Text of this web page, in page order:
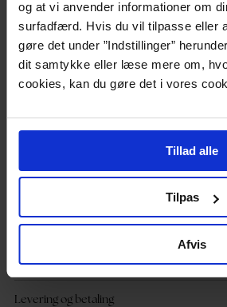
og at vi anvender informationer om
surfadfærd. Hvis du vil tilpasse eller
gøre det under ”Indstillinger”
dit samtykke eller læse mere om,
cookies, kan du gøre det i vores
Tillad alle
Tilpas
Afvis
Fine bukser fra ONLY.
- Elastisk talje med bindebånd
- Bred pasform
- Længde ved indersiden af benene: 79 cm i
- Elastisk talje med bindebånd
- Længde ved indersiden af benene: 79 cm i
Produktdetaljer
Levering og betaling